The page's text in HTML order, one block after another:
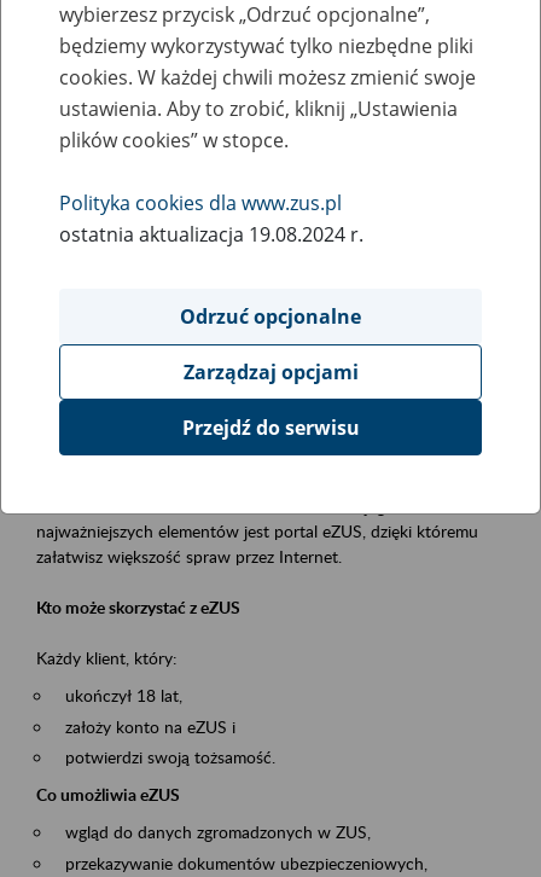
Zaproś ZUS do siebie - zakładanie profili
eZUS w siedzibie Twojej firmy
Rodzaj wydarzenia
Szkolenia
obsługa klientów
Event description
Platforma Usług Elektronicznych ZUS eZUS
najważniejszych elementów jest portal eZUS, dzięki któremu
załatwisz większość spraw przez Internet.
Kto może skorzystać z eZUS
Każdy klient, który:
ukończył 18 lat,
założy konto na eZUS i
potwierdzi swoją tożsamość.
Co umożliwia eZUS
wgląd do danych zgromadzonych w ZUS,
przekazywanie dokumentów ubezpieczeniowych,
wybierzesz przycisk „Odrzuć opcjonalne”,
będziemy wykorzystywać tylko niezbędne pliki
cookies. W każdej chwili możesz zmienić swoje
ustawienia. Aby to zrobić, kliknij „Ustawienia
plików cookies” w stopce.
Polityka cookies dla www.zus.pl
ostatnia aktualizacja 19.08.2024 r.
Odrzuć opcjonalne
Zarządzaj opcjami
Przejdź do serwisu